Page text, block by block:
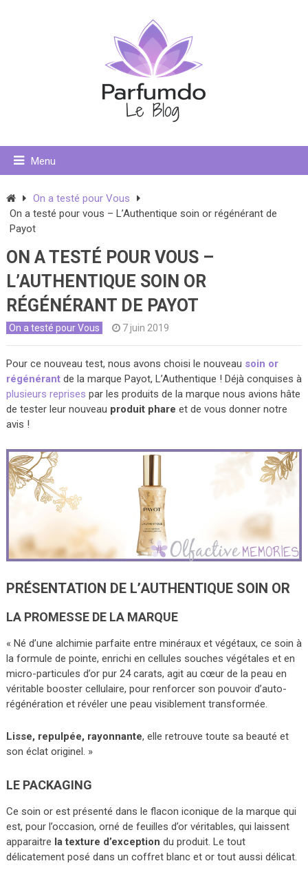
Menu
On a testé pour Vous
On a testé pour vous – L’Authentique soin or régénérant de
Payot
ON A TESTÉ POUR VOUS –
L’AUTHENTIQUE SOIN OR
RÉGÉNÉRANT DE PAYOT
On a testé pour Vous 7 juin 2019
Pour ce nouveau test, nous avons choisi le nouveau soin or
régénérantde la marque Payot, L’Authentique ! Déjà conquises à
plusieurs reprises par les produits de la marque nous avions hâte
de tester leur nouveau produit phare et de vous donner notre
avis !
PRÉSENTATION DE L’AUTHENTIQUE SOIN OR
LA PROMESSE DE LA MARQUE
« Né d’une alchimie parfaite entre minéraux et végétaux, ce soin à
la formule de pointe, enrichi en cellules souches végétales et en
micro-particules d’or pur 24 carats, agit au cœur de la peau en
véritable booster cellulaire, pour renforcer son pouvoir d’auto-
régénération et révéler une peau visiblement transformée.
Lisse, repulpée, rayonnante, elle retrouve toute sa beauté et
son éclat originel. »
LE PACKAGING
Ce soin or est présenté dans le flacon iconique de la marque qui
est, pour l’occasion, orné de feuilles d’or véritables, qui laissent
apparaitre la texture d’exception du produit. Le tout
délicatement posé dans un coffret blanc et or tout aussi délicat.